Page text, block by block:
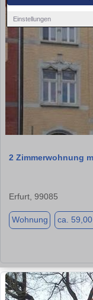
Einstellungen
2 Zimmerwohnung
Erfurt, 99085
Wohnung ca. 59,00